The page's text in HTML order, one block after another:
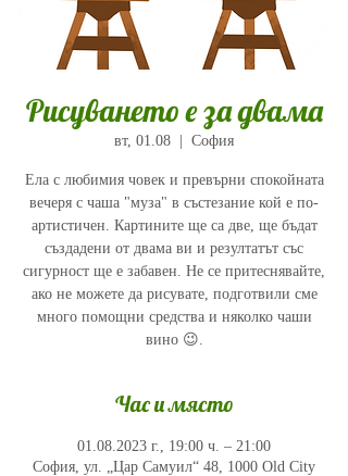
Рисуването е за двама
вт, 01.08 София
Ела с любимия човек и превърни спокойната
вечеря с чаша "муза" в състезание кой е по-
артистичен. Картините ще са две, ще бъдат
създадени от двама ви и резултатът със
сигурност ще е забавен. Не се притеснявайте,
ако не можете да рисувате, подготвили сме
много помощни средства и няколко чаши
вино 😉.
Час и място
01.08.2023 г., 19:00 ч. – 21:00
София, ул. „Цар Самуил“ 48, 1000 Old City